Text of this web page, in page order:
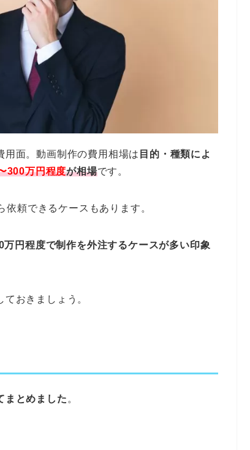
面。動画制作の費用相場は 目的・種類によ
300万円程度が相場です。
頼できるケースもあります。
万円程度で制作を外注するケースが多い印象
おきましょう。
まとめました 。